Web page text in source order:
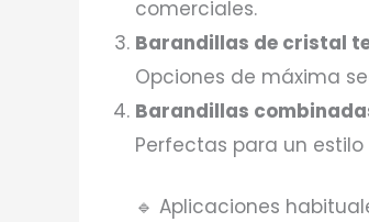
comerciales.
Barandillas de cristal
Opciones de máxima
Barandillas
Perfectas para un
🔹 Aplicaciones